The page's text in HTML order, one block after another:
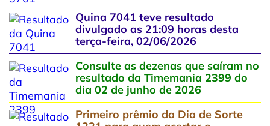
Quina 7041 teve resultado
divulgado as 21:09 horas desta
terça-feira, 02/06/2026
Consulte as dezenas que saíram no
resultado da Timemania 2399 do
dia 02 de junho de 2026
Primeiro prêmio da Dia de Sorte